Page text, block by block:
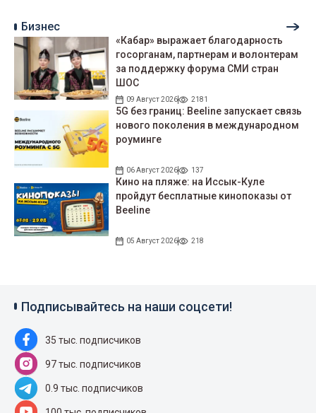
Бизнес
«Кабар» выражает благодарность
госорганам, партнерам и волонтерам
за поддержку форума СМИ стран
ШОС
09 Август 2026 2181
5G без границ: Beeline запускает связь
нового поколения в международном
роуминге
06 Август 2026 137
Кино на пляже: на Иссык-Куле
пройдут беcплатные кинопоказы от
Beeline
05 Август 2026 218
Подписывайтесь на наши соцсети!
35 тыс. подписчиков
97 тыс. подписчиков
0.9 тыс. подписчиков